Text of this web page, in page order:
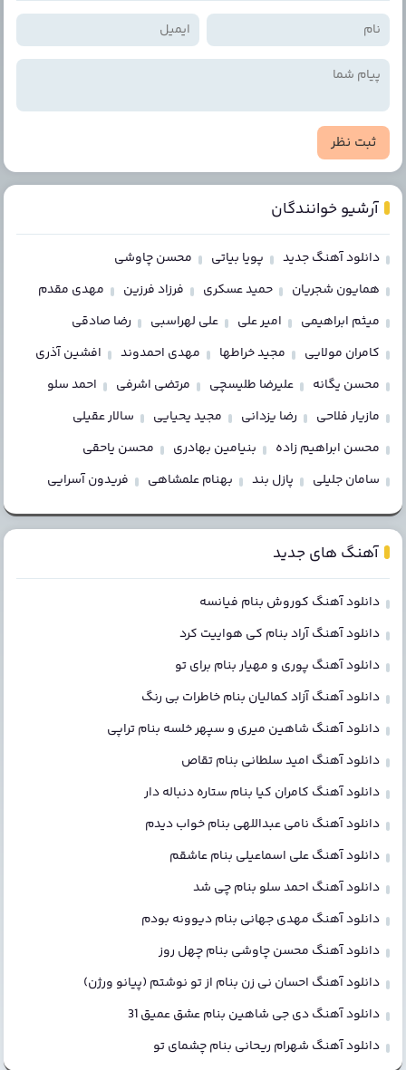
ثبت نظر
آرشیو خوانندگان
دانلود آهنگ جدید پویا بیاتی
محسن چاوشی
همایون شجریان
حمید عسکری فرزاد فرزین
مهدی مقدم
میثم ابراهیمی
امیر علی علی لهراسبی
رضا صادقی
کامران مولایی
مجید خراطها مهدی احمدوند
افشین آذری
محسن یگانه
علیرضا طلیسچی مرتضی اشرفی
احمد سلو
مازیار فلاحی
رضا یزدانی مجید یحیایی
سالار عقیلی
محسن ابراهیم زاده
بنیامین بهادری
محسن یاحقی
سامان جلیلی
پازل بند بهنام علمشاهی فریدون آسرایی
آهنگ های جدید
دانلود آهنگ کوروش بنام فیانسه
دانلود آهنگ آراد بنام کی هواییت کرد
دانلود آهنگ پوری و مهیار بنام برای تو
دانلود آهنگ آزاد کمالیان بنام خاطرات بی رنگ
دانلود آهنگ شاهین میری و سپهر خلسه بنام تراپی
دانلود آهنگ امید سلطانی بنام تقاص
دانلود آهنگ کامران کیا بنام ستاره دنباله دار
دانلود آهنگ نامی عبداللهی بنام خواب دیدم
دانلود آهنگ علی اسماعیلی بنام عاشقم
دانلود آهنگ احمد سلو بنام چی شد
دانلود آهنگ مهدی جهانی بنام دیوونه بودم
دانلود آهنگ محسن چاوشی بنام چهل روز
دانلود آهنگ احسان نی زن بنام از تو نوشتم (پیانو ورژن)
دانلود آهنگ دی جی شاهین بنام عشق عمیق 31
دانلود آهنگ شهرام ریحانی بنام چشمای تو